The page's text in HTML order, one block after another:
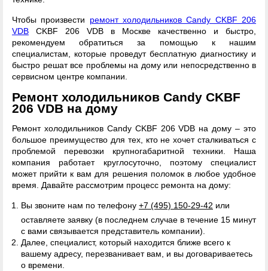
Чтобы произвести ремонт холодильников Candy CKBF 206
VDB CKBF 206 VDB в Москве качественно и быстро,
рекомендуем обратиться за помощью к нашим
специалистам, которые проведут бесплатную диагностику и
быстро решат все проблемы на дому или непосредственно в
сервисном центре компании.
Ремонт холодильников Candy CKBF
206 VDB на дому
Ремонт холодильников Candy CKBF 206 VDB на дому – это
большое преимущество для тех, кто не хочет сталкиваться с
проблемой перевозки крупногабаритной техники. Наша
компания работает круглосуточно, поэтому специалист
может прийти к вам для решения поломок в любое удобное
время. Давайте рассмотрим процесс ремонта на дому:
Вы звоните нам по телефону +7 (495) 150-29-42 или
оставляете заявку (в последнем случае в течение 15 минут
с вами связывается представитель компании).
Далее, специалист, который находится ближе всего к
вашему адресу, перезванивает вам, и вы договариваетесь
о времени.